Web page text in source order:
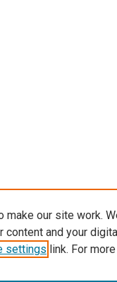
make our site work.
and your
settings link. For